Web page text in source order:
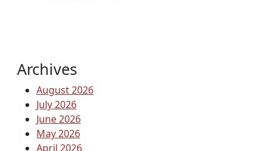
Archives
August 2026
July 2026
June 2026
May 2026
April 2026